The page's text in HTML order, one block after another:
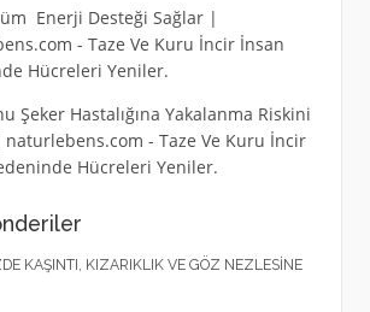
Enerji Desteği Sağlar |
- Taze Ve Kuru İncir İnsan
Hücreleri Yeniler.
Şeker Hastalığına Yakalanma Riskini
naturlebens.com - Taze Ve Kuru İncir
Hücreleri Yeniler.
KAŞINTI, KIZARIKLIK VE GÖZ NEZLESINE